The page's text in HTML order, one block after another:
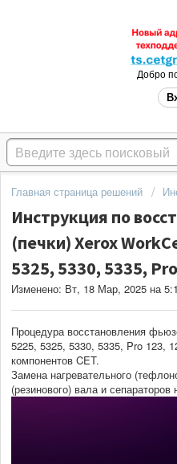
Добро
Главная страница решений
Инструкция по
(печки) Xerox
5325, 5330, 5335,
Изменено: Вт, 18 Мар, 2025 на
Процедура восстановления
5225, 5325, 5330, 5335, Pro 123,
компонентов CET.
Замена нагревательного
(резинового) вала и сепараторов